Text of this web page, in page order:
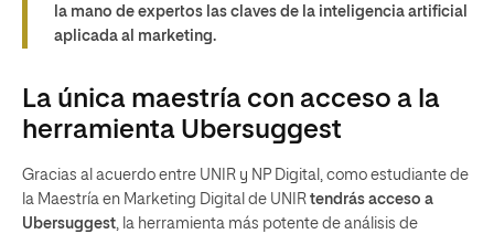
la mano de expertos las claves de la inteligencia artificial
aplicada al marketing.
La única maestría con acceso a la
herramienta Ubersuggest
Gracias al acuerdo entre UNIR y NP Digital, como estudiante de
la Maestría en Marketing Digital de UNIR tendrás acceso a
Ubersuggest , la herramienta más potente de análisis de